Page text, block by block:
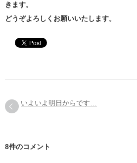
きます。
どうぞよろしくお願いいたします。
いよいよ明日からです…
8件のコメント